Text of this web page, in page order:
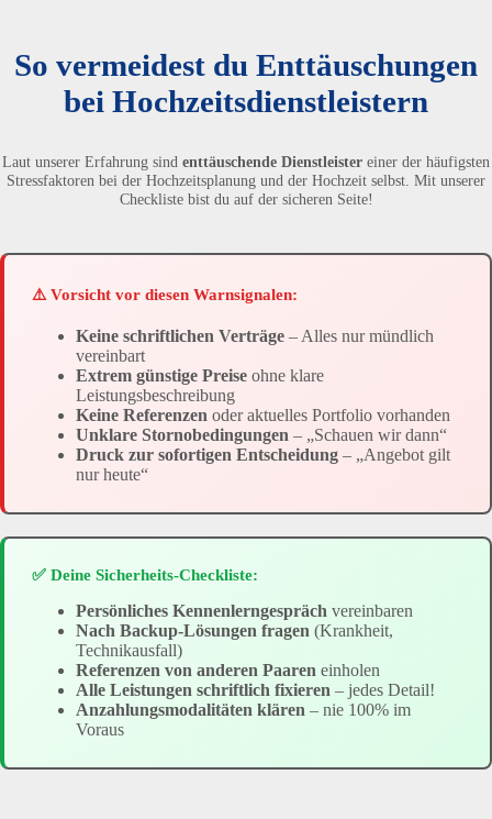
So vermeidest du Enttäuschungen
bei Hochzeitsdienstleistern
Laut unserer Erfahrung sind enttäuschende Dienstleister einer der häufigsten
Stressfaktoren bei der Hochzeitsplanung und der Hochzeit selbst. Mit unserer
Checkliste bist du auf der sicheren Seite!
⚠️ Vorsicht vor diesen Warnsignalen:
Keine schriftlichen Verträge – Alles nur mündlich
vereinbart
Extrem günstige Preise ohne klare
Leistungsbeschreibung
Keine Referenzen oder aktuelles Portfolio vorhanden
Unklare Stornobedingungen – „Schauen wir dann“
Druck zur sofortigen Entscheidung – „Angebot gilt
nur heute“
✅ Deine Sicherheits-Checkliste:
Persönliches Kennenlerngespräch vereinbaren
Nach Backup-Lösungen fragen (Krankheit,
Technikausfall)
Referenzen von anderen Paaren einholen
Alle Leistungen schriftlich fixieren – jedes Detail!
Anzahlungsmodalitäten klären – nie 100% im
Voraus